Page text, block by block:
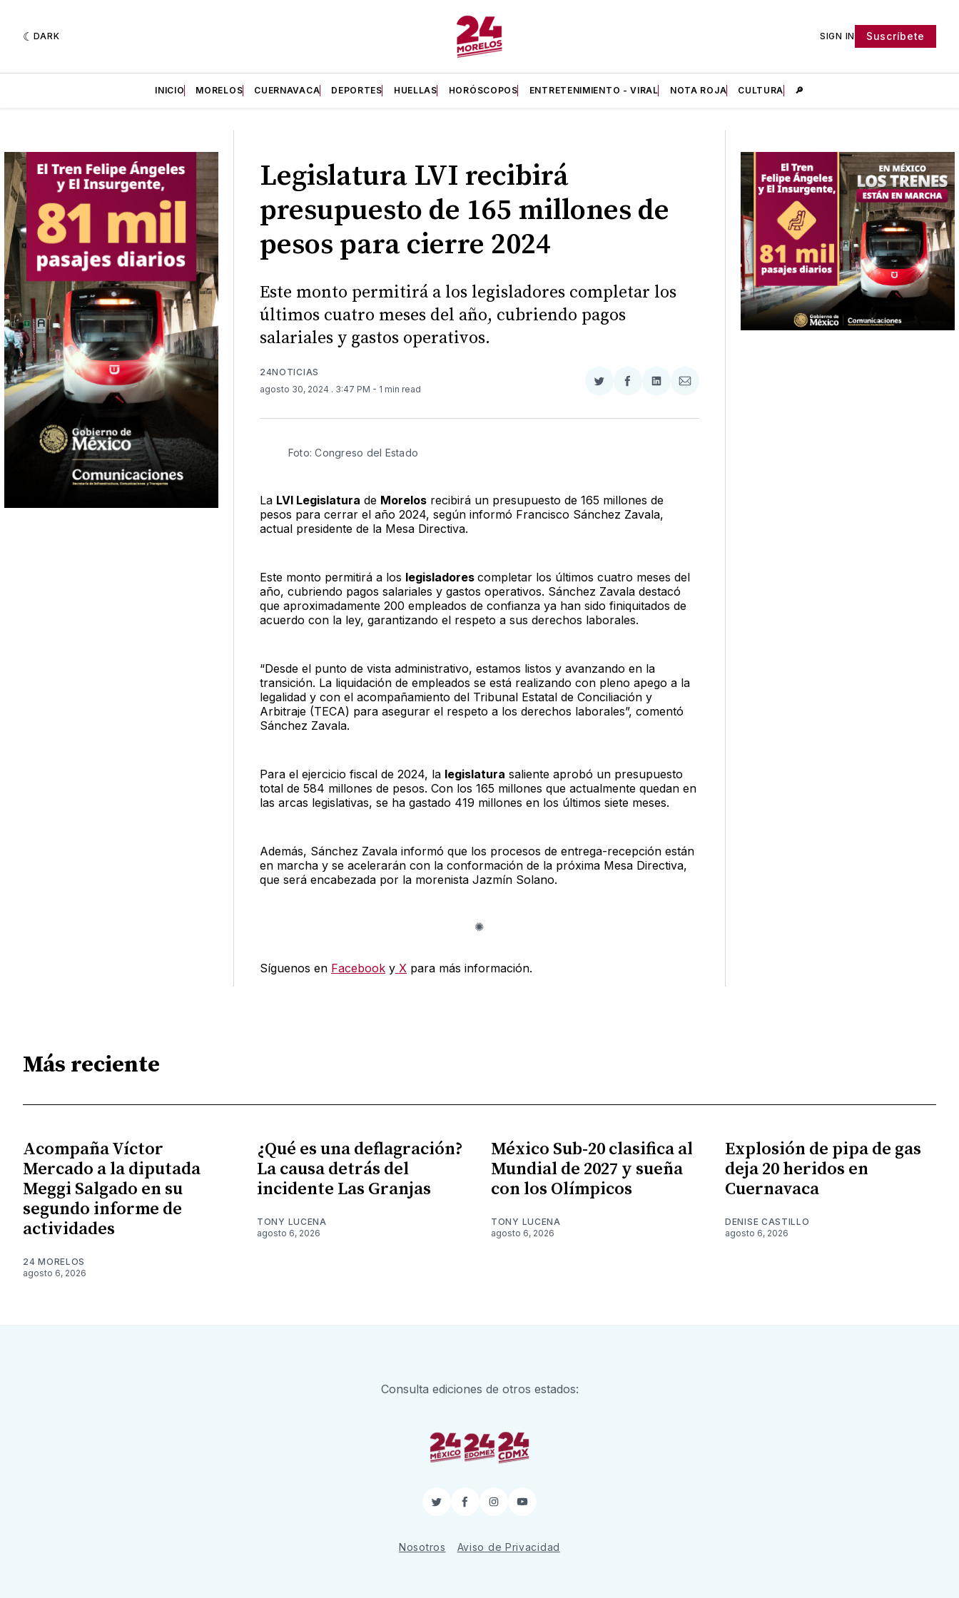
DARK SIGN IN Suscríbete
INICIO MORELOS CUERNAVACA DEPORTES HUELLAS HORÓSCOPOS ENTRETENIMIENTO - VIRAL NOTA ROJA CULTURA 🔎
Legislatura LVI recibirá
presupuesto de 165 millones de
pesos para cierre 2024
Este monto permitirá a los legisladores completar los
últimos cuatro meses del año, cubriendo pagos
salariales y gastos operativos.
24NOTICIAS
agosto 30, 2024 . 3:47 PM - 1 min read
Compartir
Twitter
Compartir
Facebook
Compartir
LinkedIn
Compartir
Email
Foto: Congreso del Estado
La LVI Legislatura de Morelosrecibirá un presupuesto de 165 millones de
pesos para cerrar el año 2024, según informó Francisco Sánchez Zavala,
actual presidente de la Mesa Directiva.
Este monto permitirá a los legisladores completar los últimos cuatro meses del
año, cubriendo pagos salariales y gastos operativos. Sánchez Zavala destacó
que aproximadamente 200 empleados de confianza ya han sido finiquitados de
acuerdo con la ley, garantizando el respeto a sus derechos laborales.
“Desde el punto de vista administrativo, estamos listos y avanzando en la
transición. La liquidación de empleados se está realizando con pleno apego a la
legalidad y con el acompañamiento del Tribunal Estatal de Conciliación y
Arbitraje (TECA) para asegurar el respeto a los derechos laborales”, comentó
Sánchez Zavala.
Para el ejercicio fiscal de 2024, la legislatura saliente aprobó un presupuesto
total de 584 millones de pesos. Con los 165 millones que actualmente quedan en
las arcas legislativas, se ha gastado 419 millones en los últimos siete meses.
Además, Sánchez Zavala informó que los procesos de entrega-recepción están
en marcha y se acelerarán con la conformación de la próxima Mesa Directiva,
que será encabezada por la morenista Jazmín Solano.
Síguenos en FacebookyX para más información.
Más reciente
Acompaña Víctor
Mercado a la diputada
Meggi Salgado en su
segundo informe de
actividades
24 MORELOS
agosto 6, 2026
¿Qué es una deflagración?
La causa detrás del
incidente Las Granjas
TONY LUCENA
agosto 6, 2026
México Sub-20 clasifica al
Mundial de 2027 y sueña
con los Olímpicos
TONY LUCENA
agosto 6, 2026
Explosión de pipa de gas
deja 20 heridos en
Cuernavaca
DENISE CASTILLO
agosto 6, 2026
Consulta ediciones de otros estados:
TwitterFacebook
InstagramYouTube
Nosotros Aviso de Privacidad